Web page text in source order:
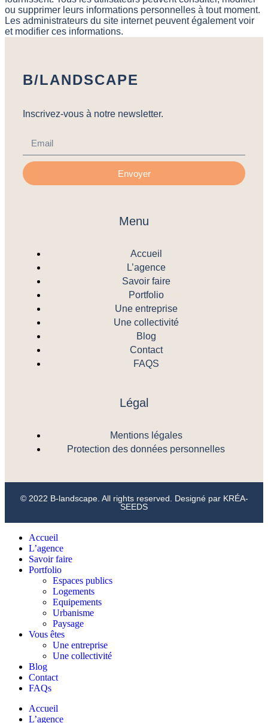
ou supprimer leurs informations personnelles à tout moment.
Les administrateurs du site internet peuvent également voir
et modifier ces informations.
B/LANDSCAPE
Inscrivez-vous à notre newsletter.
Envoyer
Menu
Accueil
L’agence
Savoir faire
Portfolio
Une entreprise
Une collectivité
Blog
Contact
FAQS
Légal
Mentions légales
Protection des données personnelles
© 2022 B-landscape. All rights reserved. Designé par KRÉA-
SEEDS
Accueil
L’agence
Savoir faire
Portfolio
Espaces publics
Logements
Equipements
Urbanisme
Paysage
Vous êtes
Une entreprise
Une collectivité
Blog
Contact
FAQs
Accueil
L’agence